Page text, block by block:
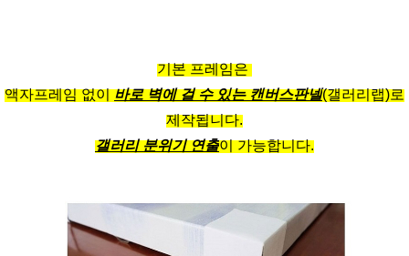
기본 프레임은
액자프레임 없이 바로 벽에 걸 수 있는 캔버스판넬(갤러리랩)로
제작됩니다.
갤러리 분위기 연출이 가능합니다.